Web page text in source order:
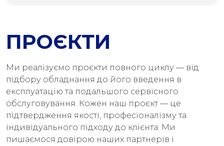
ПРОЄКТИ
Ми реалізуємо проєкти повного циклу — від
підбору обладнання до його введення в
експлуатацію та подальшого сервісного
обслуговування. Кожен наш проєкт — це
підтвердження якості, професіоналізму та
індивідуального підходу до клієнта. Ми
пишаємося довірою наших партнерів і